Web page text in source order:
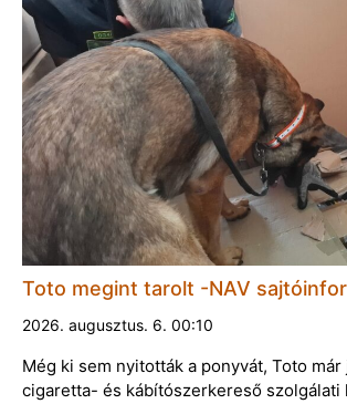
Toto megint tarolt -NAV
2026. augusztus. 6. 00:10
Még ki sem nyitották a ponyvát, Toto
cigaretta- és kábítószerkereső szolgálati